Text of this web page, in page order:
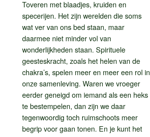
Toveren met blaadjes, kruiden en
specerijen. Het zijn werelden die soms
wat ver van ons bed staan, maar
daarmee niet minder vol van
wonderlijkheden staan. Spirituele
geesteskracht, zoals het helen van de
chakra’s, spelen meer en meer een rol in
onze samenleving. Waren we vroeger
eerder geneigd om iemand als een heks
te bestempelen, dan zijn we daar
tegenwoordig toch ruimschoots meer
begrip voor gaan tonen. En je kunt het